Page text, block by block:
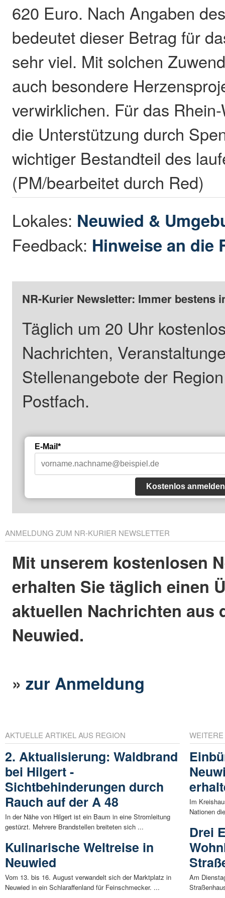
620 Euro. Nach Angaben
bedeutet dieser Betrag für
sehr viel. Mit solchen
auch besondere
verwirklichen. Für das
die Unterstützung durch
wichtiger Bestandteil des
(PM/bearbeitet durch Red)
Lokales: Neuwied &
Feedback: Hinweise an die
NR-Kurier Newsletter: Immer bestens
Täglich um 20 Uhr
Nachrichten,
Stellenangebote der
Postfach.
E-Mail*
Kostenlos anmelden
ANMELDUNG ZUM NR-KURIER NEWSLETTER
Mit unserem kostenlosen
erhalten Sie täglich einen
aktuellen Nachrichten aus
Neuwied.
»zur Anmeldung
AKTUELLE ARTIKEL AUS REGION
2. Aktualisierung: Waldbrand
bei Hilgert -
Sichtbehinderungen durch
Rauch auf der A 48
In der Nähe von Hilgert ist ein Baum in eine Stromleitung
gestürzt. Mehrere Brandstellen breiteten sich ...
Kulinarische Weltreise in
Neuwied
Vom 13. bis 16. August verwandelt sich der Marktplatz in
Neuwied in ein Schlaraffenland für Feinschmecker. ...
Im
Nationen
Drei
Am